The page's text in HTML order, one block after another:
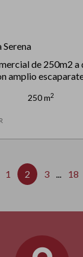
Serena
de 250m2 a
amplio
250 m2
1 2 3 ... 18